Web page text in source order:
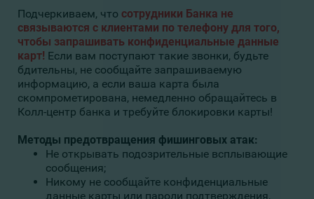
Подчеркиваем, что сотрудники Банка не
связываются с клиентами по телефону для того,
чтобы запрашивать конфиденциальные данные
карт! Если вам поступают такие звонки, будьте
бдительны, не сообщайте запрашиваемую
информацию, а если ваша карта была
скомпрометирована, немедленно обращайтесь в
Колл-центр банка и требуйте блокировки карты!
Методы предотвращения фишинговых атак:
Не открывать подозрительные всплывающие
сообщения;
Никому не сообщайте конфиденциальные
данные карты или пароли подтверждения,